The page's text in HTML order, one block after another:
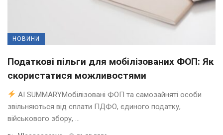
НОВИНИ
Податкові пільги для мобілізованих ФОП: Як
скористатися можливостями
AI SUMMARYМобілізовані ФОП та самозайняті особи
звільняються від сплати ПДФО, єдиного податку,
військового збору, ...